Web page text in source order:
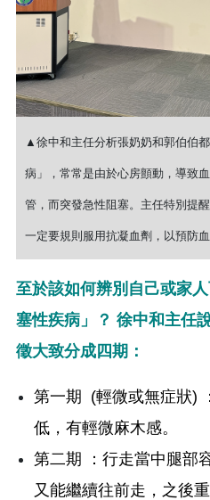
▲徐中和主任分析張奶奶和郭伯伯
病」，常常是由於心房顫動，導致
管，而突發急性阻塞。主任特別提
一定要規則服用抗凝血劑，以預防
至於該如何辨別自己或家
塞性疾病」？ 徐中和主任
徵大致分成四期：
第一期 (輕微或無症狀)
低，有輕微麻木感。
第二期 ：行走當中腿部
又能繼續往前走，之後